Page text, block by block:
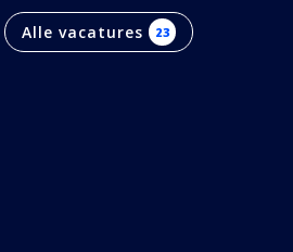
Alle vacatures 23